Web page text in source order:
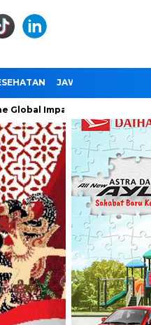
JAWA TIMUR
of the World Cup